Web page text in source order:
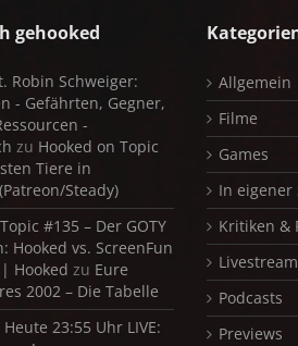
gehooked
Robin Schweiger:
- Gefährten, Gegner,
-
zu Hooked on Topic
Tiere in
Steady)
#135 – Der GOTY
Hooked vs. ScreenFun
Hooked zu Eure
2002 – Die Tabelle
Heute 23:55 Uhr LIVE:
Allgemein
Filme
Games
In eigener
Kritiken &
Podcasts
Previews